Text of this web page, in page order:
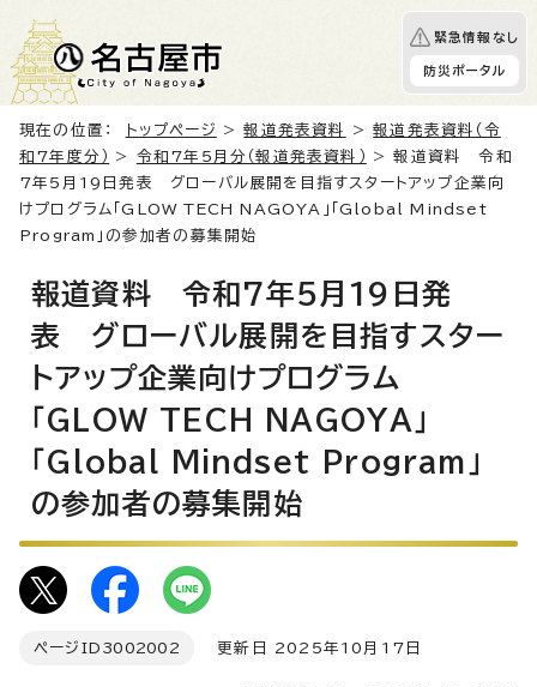
緊急情報なし
防災ポータル
現在の位置： トップページ >報道発表資料 >報道発表資料（令
和7年度分）
> 令和7年5月分（報道発表資料）
> 報道資料 令和
7年5月19日発表 グローバル展開を目指すスタートアップ企業向
けプログラム「GLOW TECH NAGOYA」「Global Mindset
Program」の参加者の募集開始
報道資料 令和7年5月19日発
表 グローバル展開を目指すスター
トアップ企業向けプログラム
「GLOW TECH NAGOYA」
「Global Mindset Program」
の参加者の募集開始
ページID 3002002 更新日 2025年10月17日